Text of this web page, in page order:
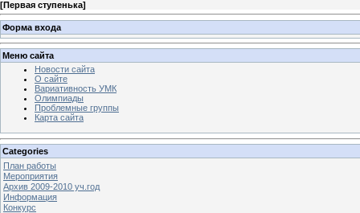
[Первая ступенька]
Форма входа
Меню сайта
Новости сайта
О сайте
Вариативность УМК
Олимпиады
Проблемные группы
Карта сайта
Categories
План работы
Мероприятия
Архив 2009-2010 уч.год
Информация
Конкурс